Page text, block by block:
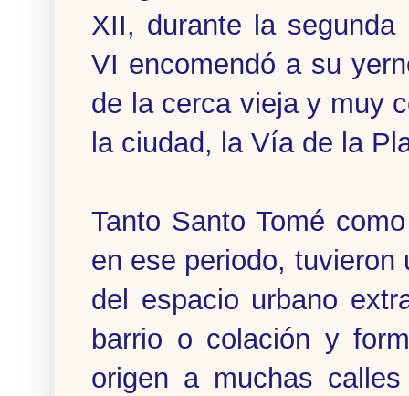
XII, durante la segunda
VI encomendó a su
de la cerca vieja y muy
la ciudad, la Vía de la
Tanto Santo Tomé
en ese periodo,
del espacio urbano
barrio o colación y
origen a muchas